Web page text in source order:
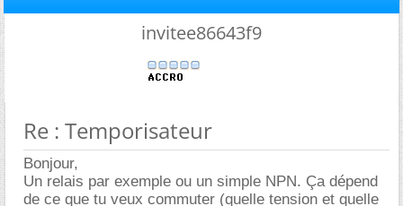
invitee86643f9
Re : Temporisateur
Bonjour,
Un relais par exemple ou un simple NPN. Ça dépend
de ce que tu veux commuter (quelle tension et quelle